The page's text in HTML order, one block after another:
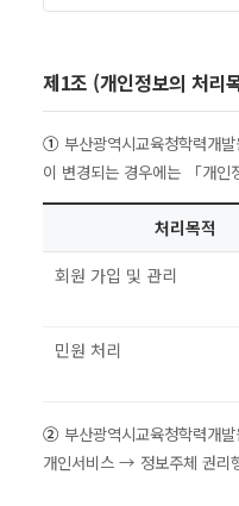
제1조 (개인정보의 처리
① 부산광역시교육청학력개
이 변경되는 경우에는 「개
처리목적
회원 가입 및 관리
민원 처리
② 부산광역시교육청학력개
개인서비스 → 정보주체 권리